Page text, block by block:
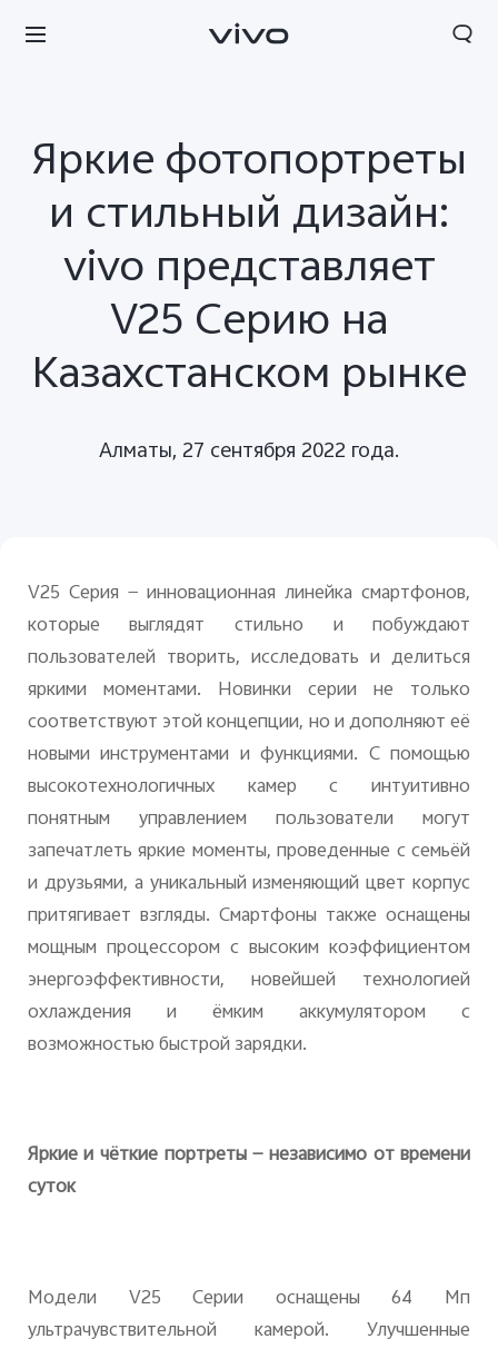
Яркие фотопортреты
и стильный дизайн:
vivo представляет
V25 Серию на
Казахстанском рынке
Алматы, 27 сентября 2022 года.
V25 Серия — инновационная линейка смартфонов,
которые выглядят стильно и побуждают
пользователей творить, исследовать и делиться
яркими моментами. Новинки серии не только
соответствуют этой концепции, но и дополняют её
новыми инструментами и функциями. С помощью
высокотехнологичных камер с интуитивно
понятным управлением пользователи могут
запечатлеть яркие моменты, проведенные с семьёй
и друзьями, а уникальный изменяющий цвет корпус
притягивает взгляды. Смартфоны также оснащены
мощным процессором с высоким коэффициентом
энергоэффективности, новейшей технологией
охлаждения и ёмким аккумулятором с
возможностью быстрой зарядки.
Яркие и чёткие портреты — независимо от времени
суток
Модели V25 Серии оснащены 64 Мп
ультрачувствительной камерой. Улучшенные